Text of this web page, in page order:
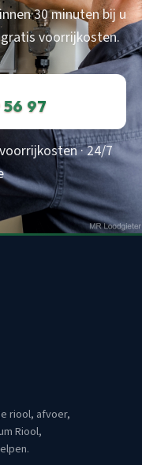
30 minuten bij u
voorrijkosten.
56 97
· 24/7
riool, afvoer,
Riool,